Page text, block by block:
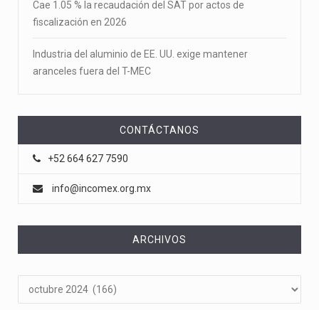
Cae 1.05 % la recaudación del SAT por actos de
fiscalización en 2026
Industria del aluminio de EE. UU. exige mantener
aranceles fuera del T-MEC
CONTÁCTANOS
+52 664 627 7590
info@incomex.org.mx
ARCHIVOS